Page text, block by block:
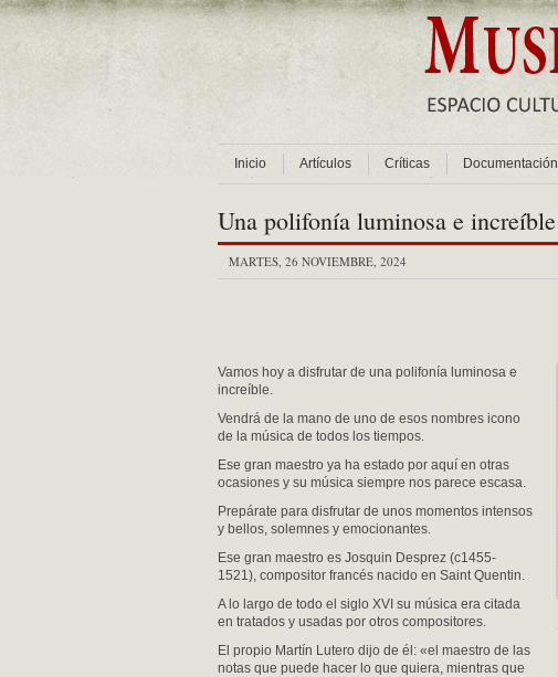
Inicio Artículos Críticas Documentación
Una polifonía luminosa e increíble
MARTES, 26 NOVIEMBRE, 2024
Vamos hoy a disfrutar de una polifonía luminosa e
increíble.
Vendrá de la mano de uno de esos nombres icono
de la música de todos los tiempos.
Ese gran maestro ya ha estado por aquí en otras
ocasiones y su música siempre nos parece escasa.
Prepárate para disfrutar de unos momentos intensos
y bellos, solemnes y emocionantes.
Ese gran maestro es Josquin Desprez (c1455-
1521), compositor francés nacido en Saint Quentin.
A lo largo de todo el siglo XVI su música era citada
en tratados y usadas por otros compositores.
El propio Martín Lutero dijo de él: «el maestro de las
notas que puede hacer lo que quiera, mientras que